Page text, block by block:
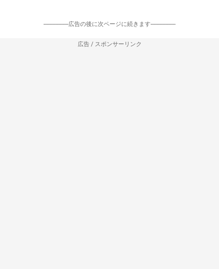
-----------------広告の後に次ページに続きます-----------------
広告 / スポンサーリンク